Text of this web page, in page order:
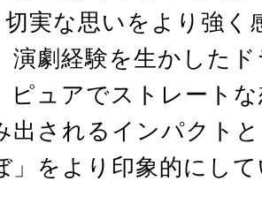
切実な思いをより強く
演劇経験を生かした
ピュアでストレート
出されるインパクト
」をより印象的にし